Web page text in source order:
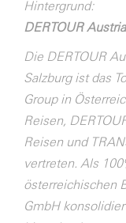
Hintergrund:
DERTOUR
Die DERTOUR
Salzburg ist das
Group in
Reisen,
Reisen und
vertreten. Als
österreichischen
GmbH